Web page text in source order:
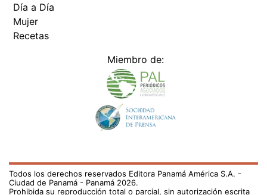
Día a Día
Mujer
Recetas
Miembro de:
Todos los derechos reservados Editora Panamá América S.A. -
Ciudad de Panamá - Panamá 2026.
Prohibida su reproducción total o parcial, sin autorización escrita